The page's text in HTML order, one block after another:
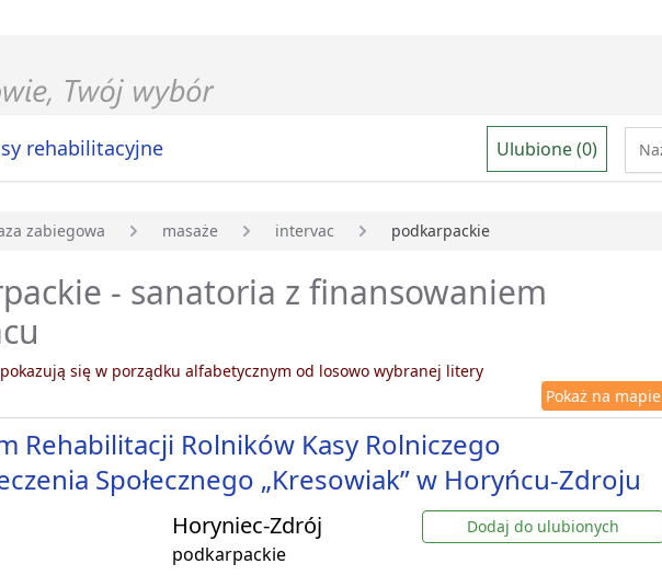
rehabilitacyjne Ulubione (0)
zabiegowa masaże intervac podkarpackie
- sanatoria z finansowaniem
się w porządku alfabetycznym od losowo wybranej litery
Pokaż na mapie
Rehabilitacji Rolników Kasy Rolniczego
Społecznego „Kresowiak” w Horyńcu-Zdroju
Horyniec-Zdrój
podkarpackie
Dodaj do ulubionych